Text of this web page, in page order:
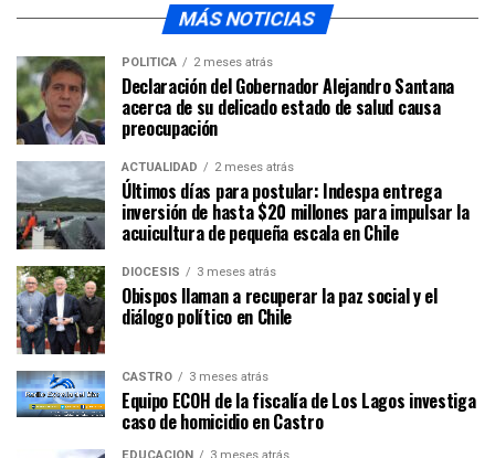
MÁS NOTICIAS
POLÍTICA 2 meses atrás
Declaración del Gobernador Alejandro Santana
acerca de su delicado estado de salud causa
preocupación
ACTUALIDAD 2 meses atrás
Últimos días para postular: Indespa entrega
inversión de hasta $20 millones para impulsar la
acuicultura de pequeña escala en Chile
DIÓCESIS 3 meses atrás
Obispos llaman a recuperar la paz social y el
diálogo político en Chile
CASTRO 3 meses atrás
Equipo ECOH de la fiscalía de Los Lagos investiga
caso de homicidio en Castro
EDUCACIÓN 3 meses atrás